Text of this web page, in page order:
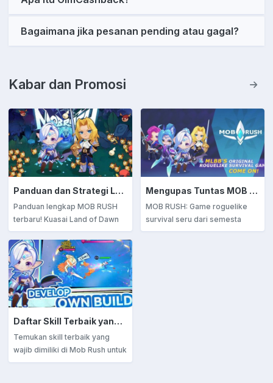
Bagaimana jika pesanan pending atau gagal?
Kabar dan Promosi
Panduan dan Strategi Lengkap Bermain MOB RUSH: Kuasai Land of Dawn dengan Hero dan Skill Terbaik
Panduan lengkap MOB RUSH
terbaru! Kuasai Land of Dawn
dengan hero terbaik, strategi
jitu, dan skill mematikan. Simak
tips, trik, dan cara bertahan
hidup lebih lama dalam game
survival roguelike paling seru
ini.
Mengupas Tuntas MOB RUSH: Strategi, Fitur, dan Daya Tarik Game Roguelike dari Dunia MLBB
MOB RUSH: Game roguelike
survival seru dari semesta
MLBB. Kuasai strategi,
Daftar Skill Terbaik yang Wajib Dimiliki untuk Menang di Mob Rush
Temukan skill terbaik yang
wajib dimiliki di Mob Rush untuk
menang! Dari Multi-Shot hingga